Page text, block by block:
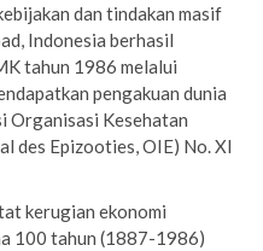
dan tindakan masif
Indonesia berhasil
tahun 1986 melalui
pengakuan dunia
Organisasi Kesehatan
des Epizooties, OIE) No. XI
kerugian ekonomi
100 tahun (1887-1986)